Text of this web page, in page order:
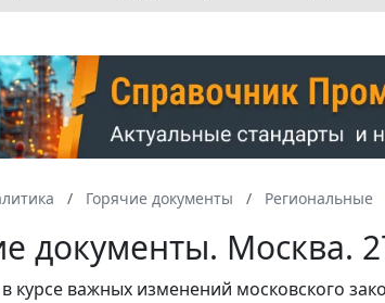
Горячие документы Региональные
документы. Москва.
курсе важных изменений московского